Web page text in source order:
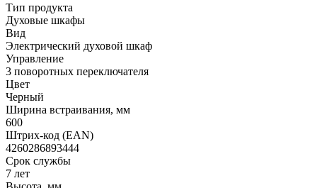
Тип продукта
Духовые шкафы
Вид
Электрический духовой шкаф
Управление
3 поворотных переключателя
Цвет
Черный
Ширина встраивания, мм
600
Штрих-код (EAN)
4260286893444
Срок службы
7 лет